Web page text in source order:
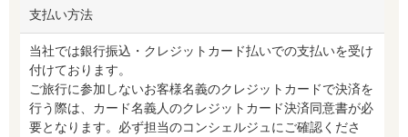
支払い方法
当社では銀行振込・クレジットカード払いでの支払いを受け
付けております。
ご旅行に参加しないお客様名義のクレジットカードで決済を
行う際は、カード名義人のクレジットカード決済同意書が必
要となります。必ず担当のコンシェルジュにご確認くださ